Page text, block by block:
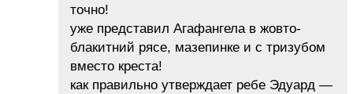
точно!
уже представил Агафангела в жовто-
блакитний рясе, мазепинке и с тризубом
вместо креста!
как правильно утверждает ребе Эдуард —